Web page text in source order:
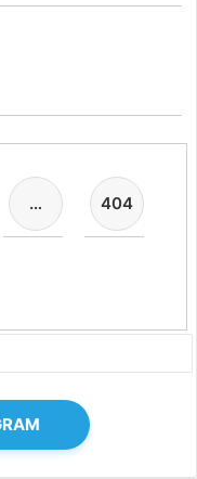
… 404